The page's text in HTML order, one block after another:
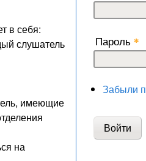
в себя:
слушатель
имеющие
на
Пароль *
Забыли